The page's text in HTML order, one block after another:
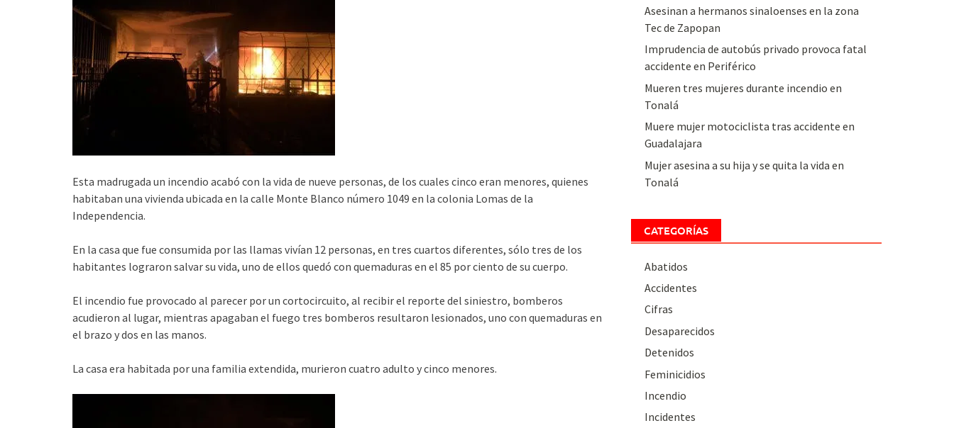
Esta madrugada un incendio acabó con la vida de nueve personas, de los cuales cinco eran menores, quienes
habitaban una vivienda ubicada en la calle Monte Blanco número 1049 en la colonia Lomas de la
Independencia.
En la casa que fue consumida por las llamas vivían 12 personas, en tres cuartos diferentes, sólo tres de los
habitantes lograron salvar su vida, uno de ellos quedó con quemaduras en el 85 por ciento de su cuerpo.
El incendio fue provocado al parecer por un cortocircuito, al recibir el reporte del siniestro, bomberos
acudieron al lugar, mientras apagaban el fuego tres bomberos resultaron lesionados, uno con quemaduras en
el brazo y dos en las manos.
La casa era habitada por una familia extendida, murieron cuatro adulto y cinco menores.
Asesinan a hermanos sinaloenses en la zona
Tec de Zapopan
Imprudencia de autobús privado provoca fatal
accidente en Periférico
Mueren tres mujeres durante incendio en
Tonalá
Muere mujer motociclista tras accidente en
Guadalajara
Mujer asesina a su hija y se quita la vida en
Tonalá
CATEGORÍAS
Abatidos
Accidentes
Cifras
Desaparecidos
Detenidos
Feminicidios
Incendio
Incidentes